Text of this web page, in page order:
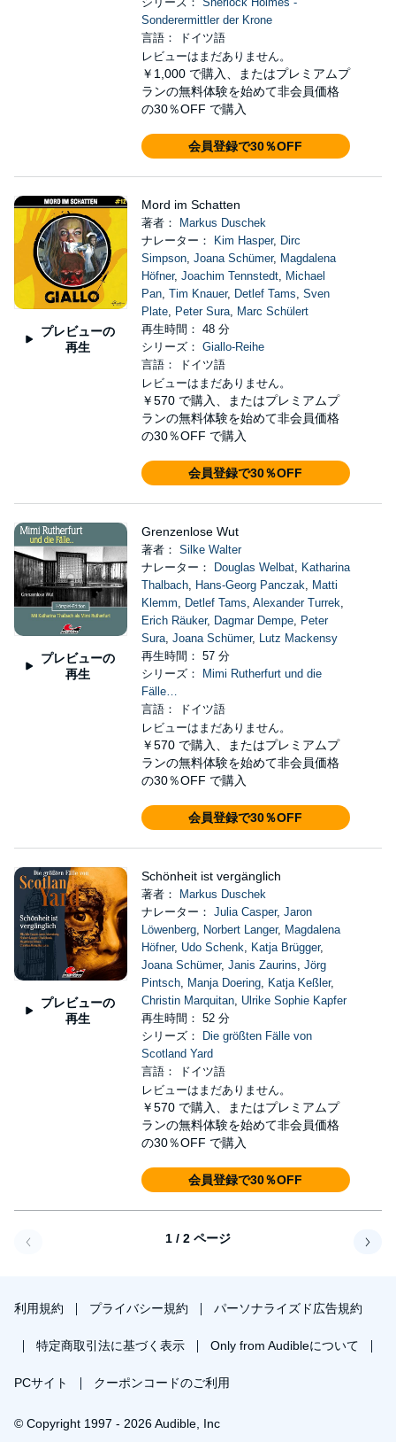
Sonderermittler der Krone
言語： ドイツ語
レビューはまだありません。
￥1,000 で購入、またはプレミアムプ
ランの無料体験を始めて非会員価格
の30％OFF で購入
会員登録で30％OFF
プレビューの
再生
Mord im Schatten
著者：
Markus Duschek
ナレーター：
Kim Hasper, Dirc
Simpson, Joana Schümer, Magdalena
Höfner, Joachim Tennstedt, Michael
Pan, Tim Knauer, Detlef Tams, Sven
Plate, Peter Sura, Marc Schülert
再生時間： 48 分
シリーズ： Giallo-Reihe
言語： ドイツ語
レビューはまだありません。
￥570 で購入、またはプレミアムプ
ランの無料体験を始めて非会員価格
の30％OFF で購入
会員登録で30％OFF
プレビューの
再生
Grenzenlose Wut
著者： Silke Walter
ナレーター：
Douglas Welbat, Katharina
Thalbach, Hans-Georg Panczak, Matti
Klemm, Detlef Tams, Alexander Turrek,
Erich Räuker, Dagmar Dempe, Peter
Sura, Joana Schümer, Lutz Mackensy
再生時間： 57 分
シリーズ：
Mimi Rutherfurt und die
Fälle…
言語： ドイツ語
レビューはまだありません。
￥570 で購入、またはプレミアムプ
ランの無料体験を始めて非会員価格
の30％OFF で購入
会員登録で30％OFF
プレビューの
再生
Schönheit ist vergänglich
著者：
Markus Duschek
ナレーター： Julia Casper, Jaron
Löwenberg, Norbert Langer, Magdalena
Höfner, Udo Schenk, Katja Brügger,
Joana Schümer, Janis Zaurins, Jörg
Pintsch, Manja Doering, Katja Keßler,
Christin Marquitan, Ulrike Sophie Kapfer
再生時間： 52 分
シリーズ：
Die größten Fälle von
Scotland Yard
言語： ドイツ語
レビューはまだありません。
￥570 で購入、またはプレミアムプ
ランの無料体験を始めて非会員価格
の30％OFF で購入
会員登録で30％OFF
1 / 2 ページ
利用規約 プライバシー規約 パーソナライズド広告規約
特定商取引法に基づく表示 Only from Audibleについて
PCサイト クーポンコードのご利用
© Copyright 1997 - 2026 Audible, Inc